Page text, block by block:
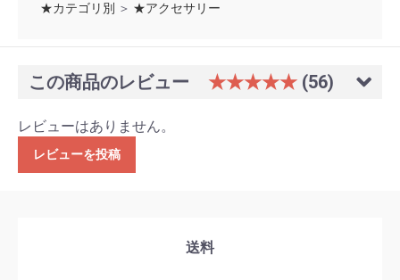
★カテゴリ別 ＞ ★アクセサリー
この商品のレビュー ★★★★★ (56)
レビューはありません。
レビューを投稿
送料